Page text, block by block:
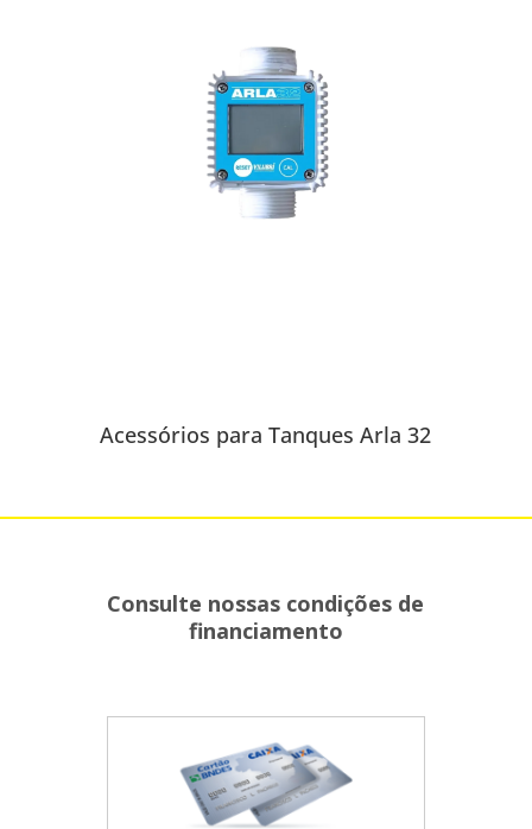
Acessórios para Tanques Arla 32
Consulte nossas condições de
financiamento